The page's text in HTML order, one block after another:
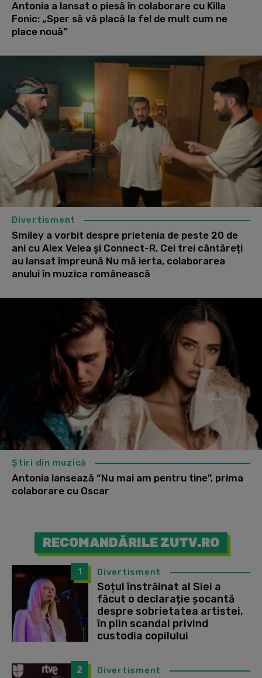
Antonia a lansat o piesă în colaborare cu Killa
Fonic: „Sper să vă placă la fel de mult cum ne
place nouă”
Divertisment
Smiley a vorbit despre prietenia de peste 20 de
ani cu Alex Velea și Connect-R. Cei trei cântăreți
au lansat împreună Nu mă ierta, colaborarea
anului în muzica românească
Știri din muzică
Antonia lansează “Nu mai am pentru tine”, prima
colaborare cu Oscar
RECOMANDĂRILE ZUTV.RO
1 Divertisment
Soțul înstrăinat al Siei a
făcut o declarație șocantă
despre sobrietatea artistei,
în plin scandal privind
custodia copilului
2 Divertisment